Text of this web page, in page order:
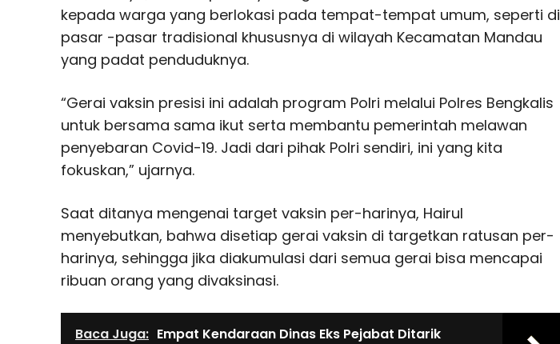
kepada warga yang berlokasi pada tempat-tempat umum, seperti di
pasar -pasar tradisional khususnya di wilayah Kecamatan Mandau
yang padat penduduknya.
“Gerai vaksin presisi ini adalah program Polri melalui Polres Bengkalis
untuk bersama sama ikut serta membantu pemerintah melawan
penyebaran Covid-19. Jadi dari pihak Polri sendiri, ini yang kita
fokuskan,” ujarnya.
Saat ditanya mengenai target vaksin per-harinya, Hairul
menyebutkan, bahwa disetiap gerai vaksin di targetkan ratusan per-
harinya, sehingga jika diakumulasi dari semua gerai bisa mencapai
ribuan orang yang divaksinasi.
Baca Juga: Empat Kendaraan Dinas Eks Pejabat Ditarik